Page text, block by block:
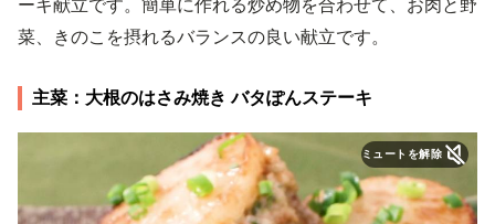
ーキ献立です。簡単に作れる炒め物を合わせて、お肉と野
菜、きのこを摂れるバランスの良い献立です。
主菜：大根のはさみ焼き バタぽんステーキ
ミュートを解除